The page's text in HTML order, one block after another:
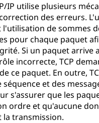
IP utilise plusieurs
des erreurs.
l'utilisation de sommes
pour chaque paquet
Si un paquet arrive
incorrecte, TCP
ce paquet. En outre,
et des
s'assurer que les
ordre et qu'aucune
la transmission.